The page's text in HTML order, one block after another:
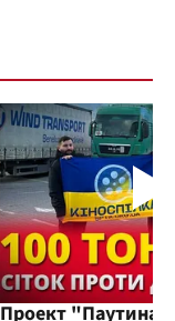
Проект "Паутина"